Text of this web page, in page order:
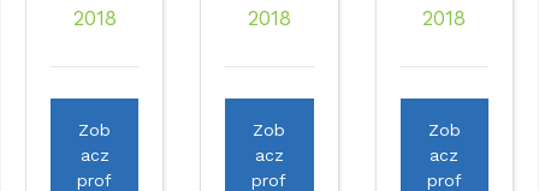
2018
Zob
acz
prof
2018
Zob
acz
prof
2018
Zob
acz
prof